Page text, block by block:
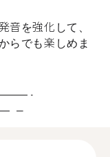
を強化して、
らでも楽しめま